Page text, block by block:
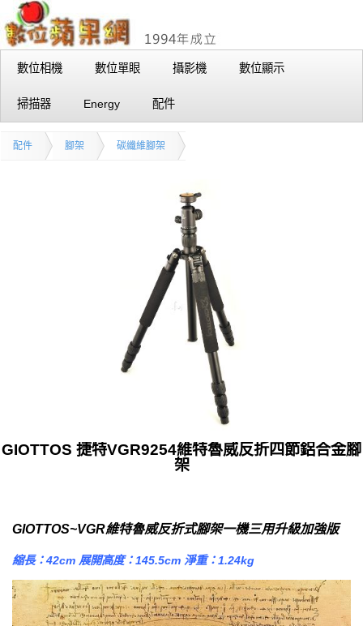
數位相機 數位單眼 攝影機 數位顯示
掃描器 Energy 配件
配件 腳架 碳纖維腳架
GIOTTOS 捷特VGR9254維特魯威反折四節鋁合金腳
架
GIOTTOS~VGR維特魯威反折式腳架一機三用升級加強版
縮長：42cm 展開高度：145.5cm 淨重：1.24kg